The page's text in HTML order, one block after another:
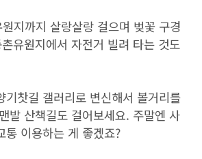
지까지 살랑살랑 걸으며 벚꽃 구경
유원지에서 자전거 빌려 타는 것도
기찻길 갤러리로 변신해서 볼거리를
발 산책길도 걸어보세요. 주말엔 사
통 이용하는 게 좋겠죠?